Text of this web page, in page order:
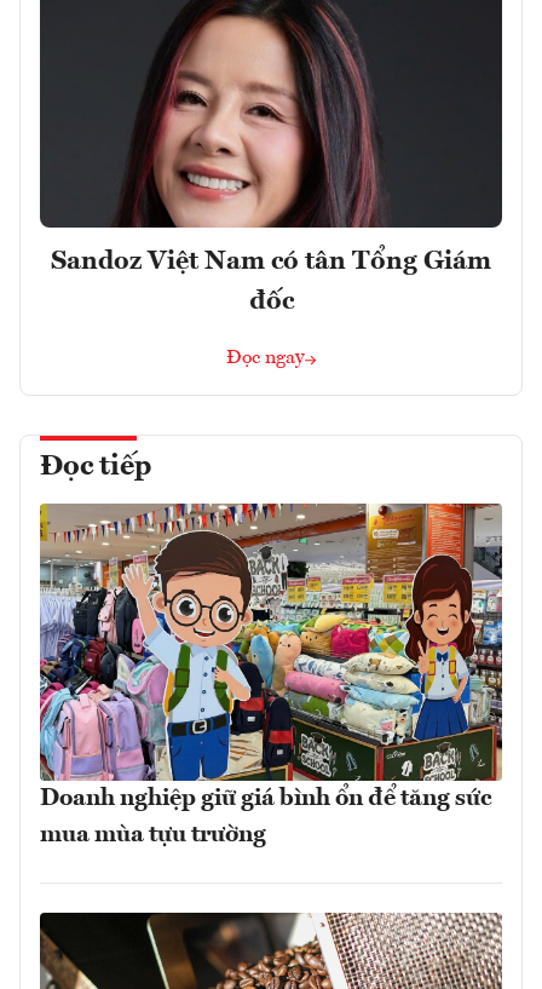
Sandoz Việt Nam có tân Tổng Giám
đốc
Đọc ngay
Đọc tiếp
Doanh nghiệp giữ giá bình ổn để tăng sức
mua mùa tựu trường